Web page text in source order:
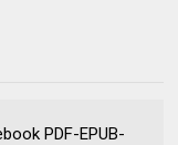
PDF-EPUB-